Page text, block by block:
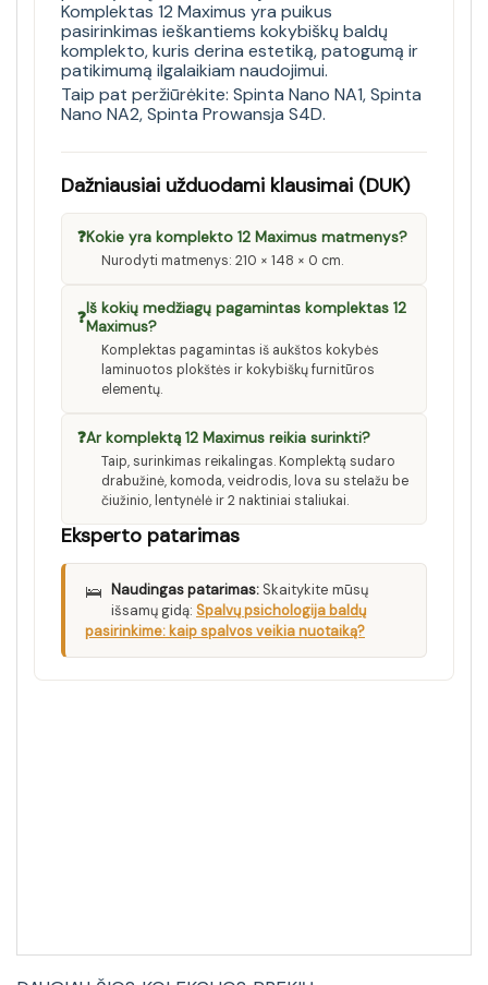
Komplektas 12 Maximus yra puikus
pasirinkimas ieškantiems kokybiškų baldų
komplekto, kuris derina estetiką, patogumą ir
patikimumą ilgalaikiam naudojimui.
Taip pat peržiūrėkite: Spinta Nano NA1,Spinta
Nano NA2,Spinta Prowansja S4D.
Dažniausiai užduodami klausimai (DUK)
❓Kokie yra komplekto 12 Maximus matmenys?
Nurodyti matmenys: 210 × 148 × 0 cm.
❓Iš kokių medžiagų pagamintas komplektas 12
Maximus?
Komplektas pagamintas iš aukštos kokybės
laminuotos plokštės ir kokybiškų furnitūros
elementų.
❓Ar komplektą 12 Maximus reikia surinkti?
Taip, surinkimas reikalingas. Komplektą sudaro
drabužinė, komoda, veidrodis, lova su stelažu be
čiužinio, lentynėlė ir 2 naktiniai staliukai.
Eksperto patarimas
🛌 Naudingas patarimas: Skaitykite mūsų
išsamų gidą: Spalvų psichologija baldų
pasirinkime: kaip spalvos veikia nuotaiką?